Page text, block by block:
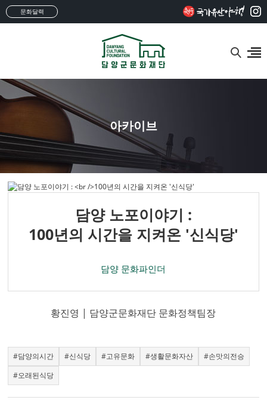
문화달력
아카이브
담양 노포이야기 :
100년의 시간을 지켜온 '신식당'
담양 문화파인더
황진영 | 담양군문화재단 문화정책팀장
#담양의시간 #신식당 #고유문화 #생활문화자산
#손맛의전승
#오래된식당